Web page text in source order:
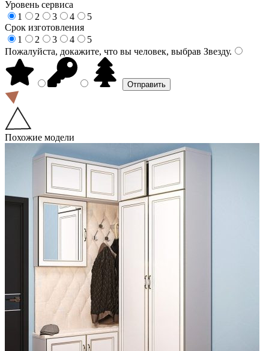
Уровень сервиса
1
2 3 4
5
Срок изготовления
1
2 3 4
5
Пожалуйста, докажите, что вы человек, выбрав Звезду.
Похожие модели